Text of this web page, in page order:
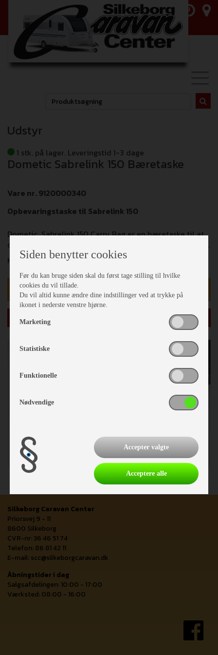
Udstyr
1 stk. på lager. Leveringstid 1-3 dage
Dometic Sabrelink 150 Bæretaske
Vare nr. 9120000340
Opbevaringstaske til Sabrelink 150
Dometic Sabrelink 150 Carry Bag er en bæretaske til at
opbevare og transportere dine SabreLink 150 LED lys-rør.
Kan indeholde op til 4 SabreLink 150 lys-rør.
kr 185,-
Silkeborg Caravan Center
Priorsvej 9 - 11
8600 Silkeborg
CVR-nr: 36 46 51 74
Telefon: 86 81 42 11
E-mail: scc@silkeborgcaravan.dk
Åbningstider i dag
Salgsafdelingen: 10:00 - 17:00
Værksted: 08:00 - 16:00
Siden benytter cookies
Før du kan bruge siden skal du først tage stilling til hvilke
cookies du vil tillade.
Du vil altid kunne ændre dine indstillinger ved at trykke på
ikonet i nederste venstre hjørne.
Marketing
Statistiske
Funktionelle
Nødvendige
Accepter valgte
Acceptere alle